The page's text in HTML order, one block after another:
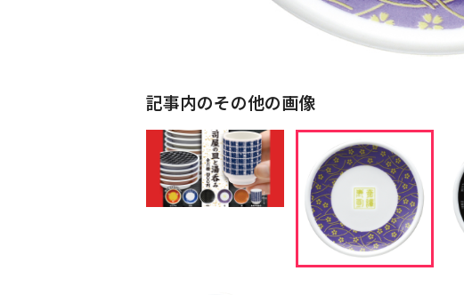
記事内のその他の画像